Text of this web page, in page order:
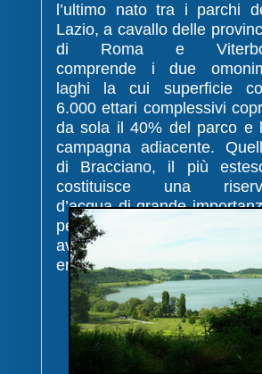
l’ultimo nato tra i parchi
Lazio, a cavallo delle
di Roma e
comprende i due
laghi la cui superficie
6.000 ettari complessivi
da sola il 40% del parco e
campagna adiacente.
di Bracciano, il più
costituisce una
d’acqua di grande
per la città di Roma che se
avvale in occasione di
emergenza.